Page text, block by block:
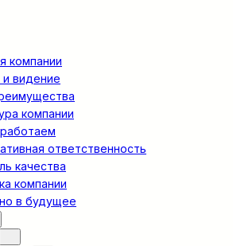
компании
видение
компании
ответственность
качества
компании
в будущее